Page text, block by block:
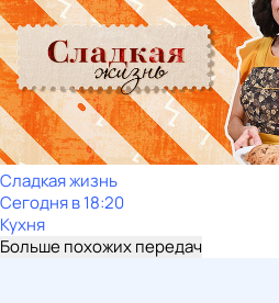
Сладкая жизнь
Сегодня в 18:20
Кухня
Больше похожих передач